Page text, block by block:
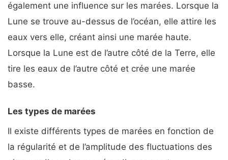
également une influence sur les marées. Lorsque la
Lune se trouve au-dessus de l’océan, elle attire les
eaux vers elle, créant ainsi une marée haute.
Lorsque la Lune est de l’autre côté de la Terre, elle
tire les eaux de l’autre côté et crée une marée
basse.
Les types de marées
Il existe différents types de marées en fonction de
la régularité et de l’amplitude des fluctuations des